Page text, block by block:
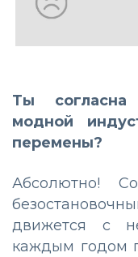
Ты
модной
перемены?
Абсолютно!
движется с
каждым годом